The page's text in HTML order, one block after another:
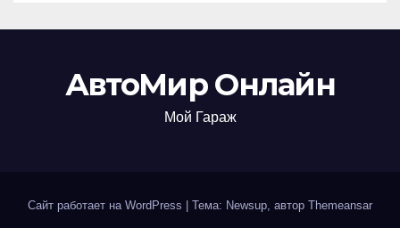
АвтоМир Онлайн
Мой Гараж
Сайт работает на WordPress Тема: Newsup, автор Themeansar